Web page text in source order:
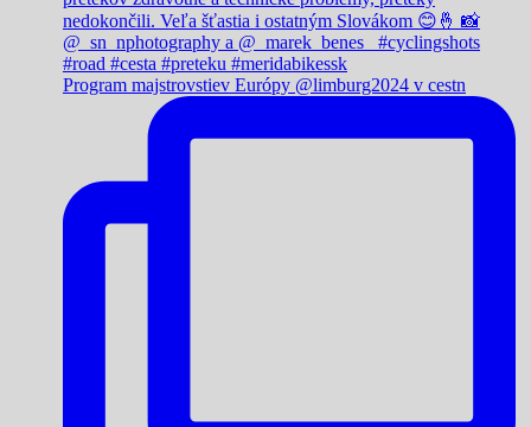
Program majstrovstiev Európy @limburg2024 v cestn